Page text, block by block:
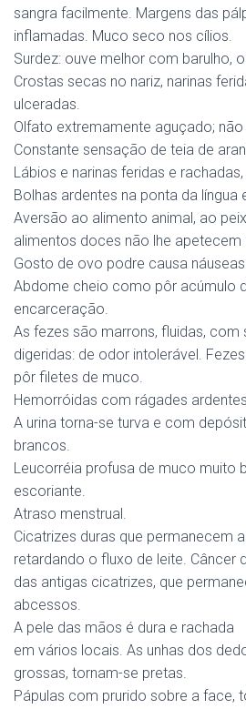
sangra facilmente. Margens das
inflamadas. Muco seco nos cílios.
Surdez: ouve melhor com barulho,
Crostas secas no nariz, narinas
ulceradas.
Olfato extremamente aguçado;
Constante sensação de teia de
Lábios e narinas feridas e
Bolhas ardentes na ponta da língua
Aversão ao alimento animal, ao
alimentos doces não lhe
Gosto de ovo podre causa
Abdome cheio como pôr acúmulo
encarceração.
As fezes são marrons, fluidas, com
digeridas: de odor intolerável.
pôr filetes de muco.
Hemorróidas com rágades
A urina torna-se turva e com
brancos.
Leucorréia profusa de muco muito
escoriante.
Atraso menstrual.
Cicatrizes duras que permanecem
retardando o fluxo de leite. Câncer
das antigas cicatrizes, que
abcessos.
A pele das mãos é dura e rachada
em vários locais. As unhas dos
grossas, tornam-se pretas.
Pápulas com prurido sobre a face,